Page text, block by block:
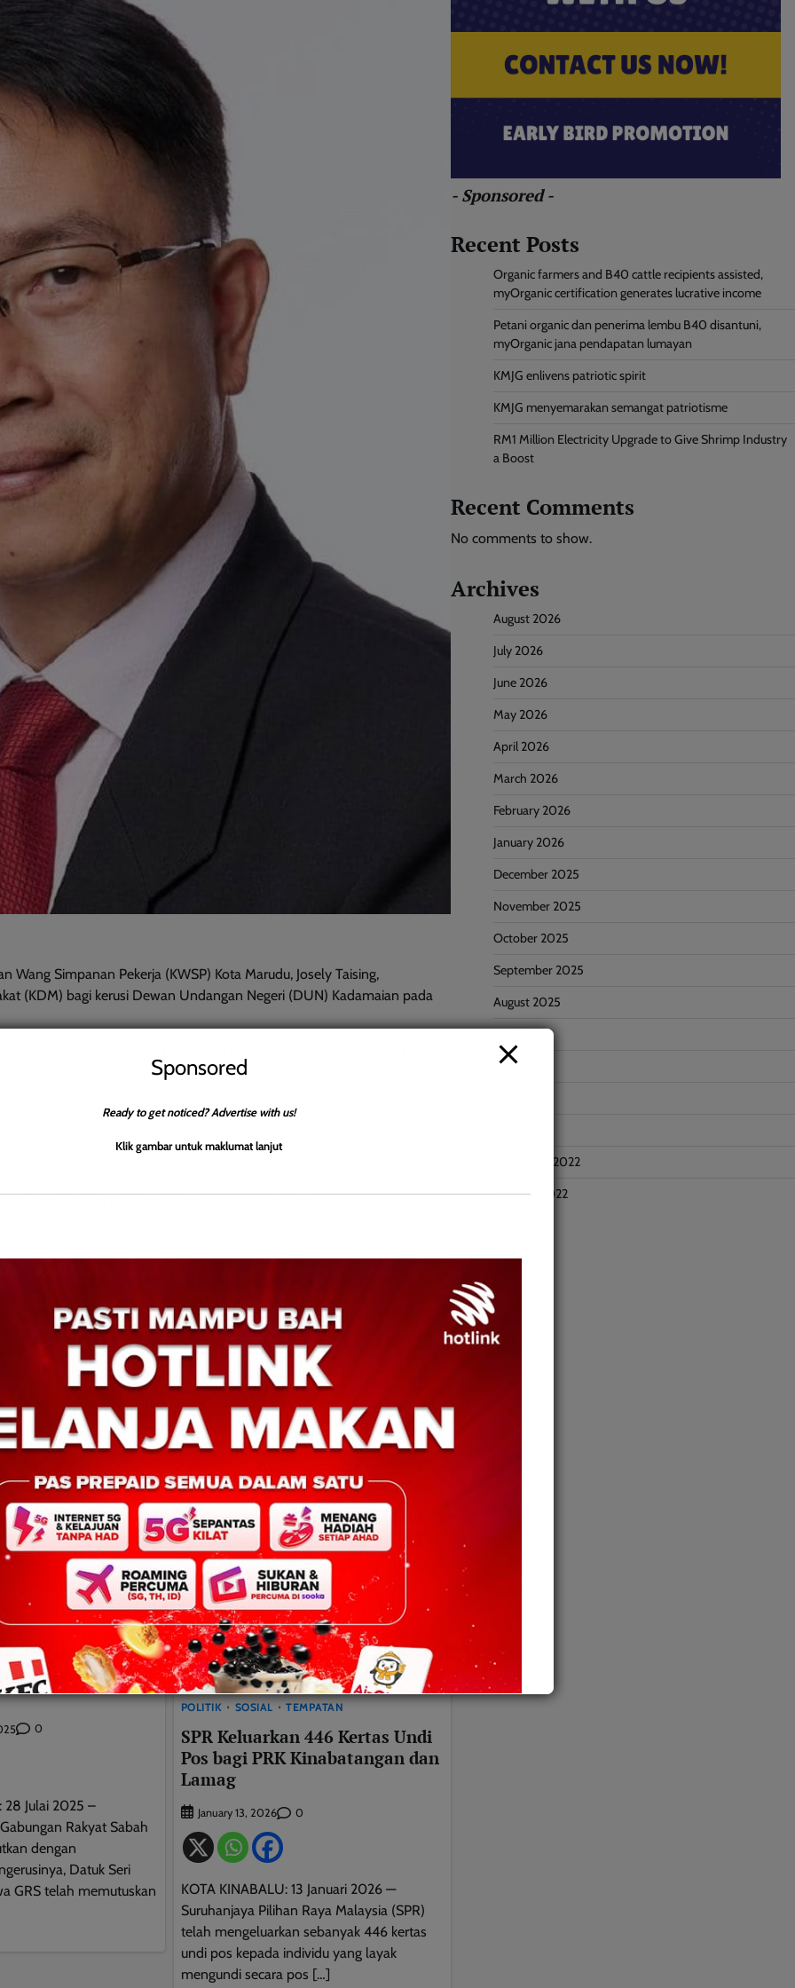
Simpanan Pekerja (KWSP) Kota Marudu, Josely Taising,
(KDM) bagi kerusi Dewan Undangan Negeri (DUN) Kadamaian pada
Bahanda, dalam majlis Himpunan Pemuda, Puteri dan Wanita KDM
membuat perubahan demi masa depan yang lebih baik.
bidang sains sosial dan keagamaan dengan kelulusan Ijazah Sarjana
Ijazah Sarjana Pengajian Kristian.
Datuk Ewon Benedick, sebelum ini mengesahkan akan
majoriti 3,459 undi dalam saingan enam penjuru.
GRS Sedia Hadapi PRN17, Tegas Teruskan Agenda
Pembangunan Sabah – Armizan
POLITIK
WILAYAH SABAH
Dikejutkan
GRS+PH
0
28 Julai 2025 –
Rakyat Sabah
dengan
Datuk Seri
GRS telah memutuskan
POLITIK SOSIAL TEMPATAN
SPR Keluarkan 446 Kertas Undi
Pos bagi PRK Kinabatangan dan
Lamag
January 13, 2026 0
KOTA KINABALU: 13 Januari 2026 —
Suruhanjaya Pilihan Raya Malaysia (SPR)
telah mengeluarkan sebanyak 446 kertas
undi pos kepada individu yang layak
mengundi secara pos […]
- Sponsored -
Recent Posts
Organic farmers and B40 cattle recipients assisted,
myOrganic certification generates lucrative income
Petani organic dan penerima lembu B40 disantuni,
myOrganic jana pendapatan lumayan
KMJG enlivens patriotic spirit
KMJG menyemarakan semangat patriotisme
RM1 Million Electricity Upgrade to Give Shrimp Industry
a Boost
Recent Comments
No comments to show.
Archives
August 2026
July 2026
June 2026
May 2026
April 2026
March 2026
February 2026
January 2026
December 2025
November 2025
October 2025
September 2025
August 2025
July 2025
June 2025
November 2022
October 2022
Sponsored
Ready to get noticed? Advertise with us!
Klik gambar untuk maklumat lanjut
This will close in seconds